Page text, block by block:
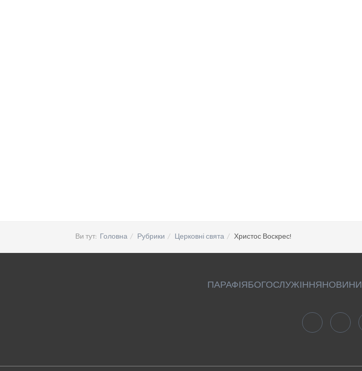
Ви тут: Головна Рубрики Церковні свята Христос Воскрес!
ПАРАФІЯБОГОСЛУЖІННЯНОВИНИ